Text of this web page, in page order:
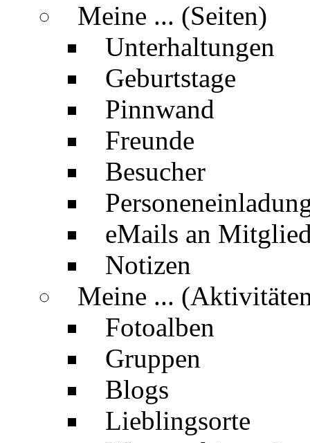
Meine ... (Seiten)
Unterhaltungen
Geburtstage
Pinnwand
Freunde
Besucher
eMails an
Notizen
Meine ...
Fotoalben
Gruppen
Blogs
Lieblingsorte